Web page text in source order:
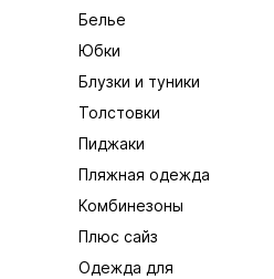
Белье
Юбки
Блузки и туники
Толстовки
Пиджаки
Пляжная одежда
Комбинезоны
Плюс сайз
Одежда для